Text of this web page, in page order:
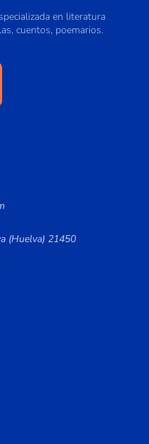
en literatura
cuentos, poemarios.
(Huelva) 21450